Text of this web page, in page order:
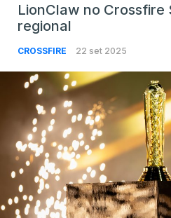
LionClaw no
regional
CROSSFIRE 22 set 2025